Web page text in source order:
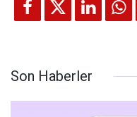
Son Haberler